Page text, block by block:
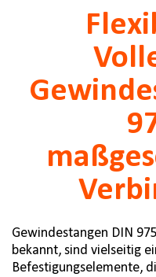
Gewindestangen DIN
bekannt, sind vielseitig
Befestigungselemente,